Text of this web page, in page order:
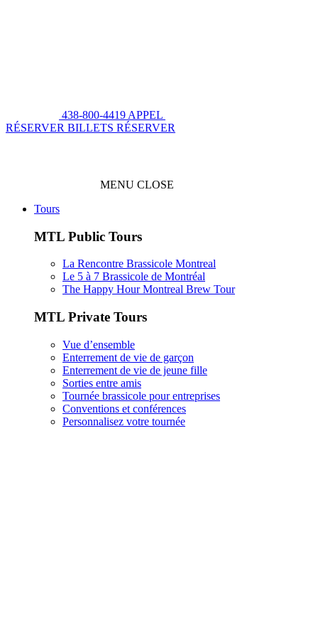
438-800-4419 APPEL
RÉSERVER BILLETS RÉSERVER
MENU CLOSE
Tours
MTL Public Tours
La Rencontre Brassicole Montreal
Le 5 à 7 Brassicole de Montréal
The Happy Hour Montreal Brew Tour
MTL Private Tours
Vue d’ensemble
Enterrement de vie de garçon
Enterrement de vie de jeune fille
Sorties entre amis
Tournée brassicole pour entreprises
Conventions et conférences
Personnalisez votre tournée